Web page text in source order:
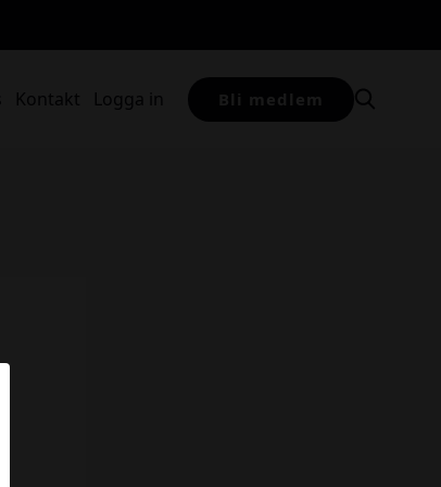
Kontakt Logga in Bli medlem